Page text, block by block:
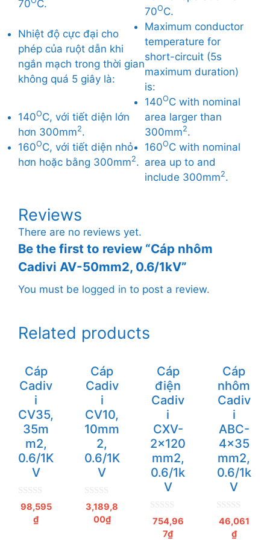
70 C.
70OC.
Nhiệt độ cực đại cho
phép của ruột dẫn khi
ngắn mạch trong thời gian
không quá 5 giây là:
Maximum conductor
temperature for
short-circuit (5s
maximum duration)
is:
140OC, với tiết diện lớn
hơn 300mm2.
160OC, với tiết diện nhỏ
hơn hoặc bằng 300mm2.
140OC with nominal
area larger than
300mm2.
160OC with nominal
area up to and
include 300mm2.
Reviews
There are no reviews yet.
Be the first to review “Cáp nhôm
Cadivi AV-50mm2, 0.6/1kV”
You must be logged in to post a review.
Related products
Cáp
Cadiv
i
CV35,
35m
m2,
0.6/1K
V
0
n
98,595
₫
Cáp
Cadiv
i
CV10,
10mm
2,
0.6/1K
V
0
n
3,189,8
00₫
Cáp
điện
Cadiv
i
CXV-
2x120
mm2,
0.6/1k
V
0
n
754,96
7₫
Cáp
nhôm
Cadiv
i
ABC-
4x35
mm2,
0.6/1k
V
0
n46,061
₫